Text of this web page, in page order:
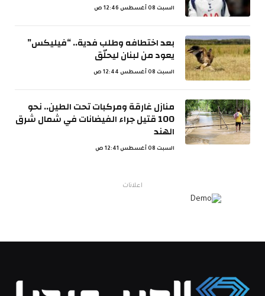
السبت 08 أغسطس 12:46 ص
بعد اختطافه وطلب فدية.. “فيليكس”
يعود من لبنان ليحلّق
السبت 08 أغسطس 12:44 ص
منازل غارقة ومركبات تحت الطين.. نحو
100 قتيل جراء الفيضانات في شمال شرق
الهند
السبت 08 أغسطس 12:41 ص
اعلانات